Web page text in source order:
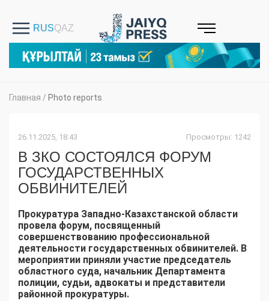
Главная / Photo reports
26.11.2025, 18:43 Просмотры: 1242
В ЗКО СОСТОЯЛСЯ ФОРУМ
ГОСУДАРСТВЕННЫХ
ОБВИНИТЕЛЕЙ
Прокуратура Западно-Казахстанской области
провела форум, посвященный
совершенствованию профессиональной
деятельности государственных обвинителей. В
мероприятии приняли участие председатель
областного суда, начальник Департамента
полиции, судьи, адвокаты и представители
районной прокуратуры.